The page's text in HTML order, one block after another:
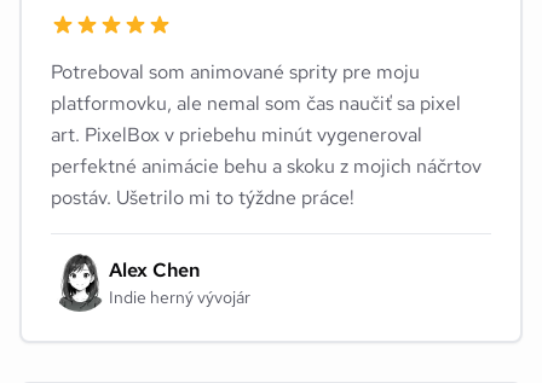
Potreboval som animované sprity pre moju
platformovku, ale nemal som čas naučiť sa pixel
art. PixelBox v priebehu minút vygeneroval
perfektné animácie behu a skoku z mojich náčrtov
postáv. Ušetrilo mi to týždne práce!
Alex Chen
Indie herný vývojár